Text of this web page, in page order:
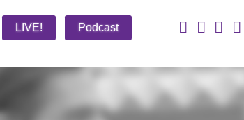
LIVE! Podcast